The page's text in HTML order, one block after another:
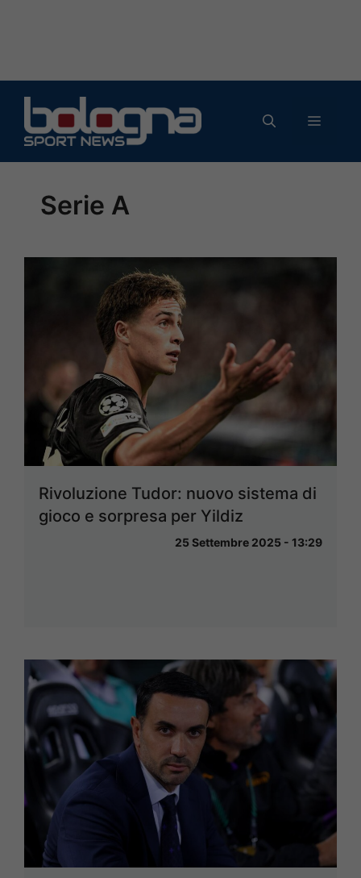
contenuto
MENU
Serie A
Rivoluzione Tudor: nuovo sistema di
gioco e sorpresa per Yildiz
25 Settembre 2025 - 13:29